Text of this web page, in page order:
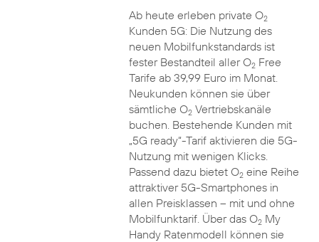
Ab heute erleben private O2
Kunden 5G: Die Nutzung des
neuen Mobilfunkstandards ist
fester Bestandteil aller O2Free
Tarife ab 39,99 Euro im Monat.
Neukunden können sie über
sämtliche O2Vertriebskanäle
buchen. Bestehende Kunden mit
„5G ready“-Tarif aktivieren die 5G-
Nutzung mit wenigen Klicks.
Passend dazu bietet O2eine Reihe
attraktiver 5G-Smartphones in
allen Preisklassen – mit und ohne
Mobilfunktarif. Über das O2My
Handy Ratenmodell können sie